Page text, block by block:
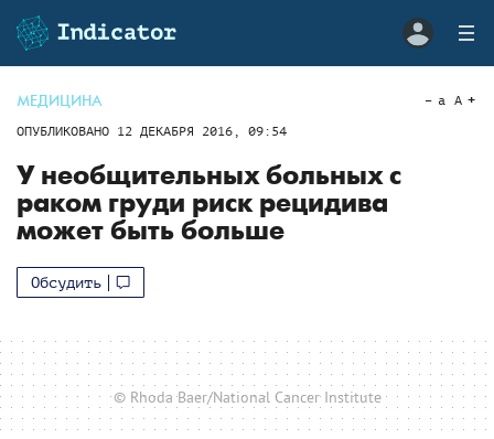
МЕДИЦИНА
ОПУБЛИКОВАНО 12 ДЕКАБРЯ 2016, 09:54
a A
У необщительных больных с
раком груди риск рецидива
может быть больше
Обсудить
© Rhoda Baer/National Cancer Institute